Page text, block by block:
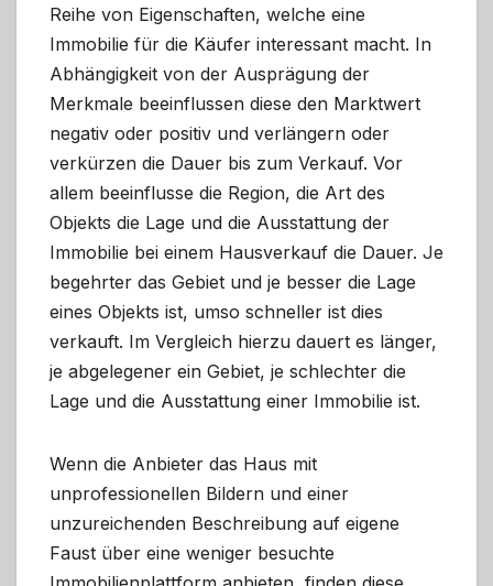
Reihe von Eigenschaften, welche eine
Immobilie für die Käufer interessant macht. In
Abhängigkeit von der Ausprägung der
Merkmale beeinflussen diese den Marktwert
negativ oder positiv und verlängern oder
verkürzen die Dauer bis zum Verkauf. Vor
allem beeinflusse die Region, die Art des
Objekts die Lage und die Ausstattung der
Immobilie bei einem Hausverkauf die Dauer. Je
begehrter das Gebiet und je besser die Lage
eines Objekts ist, umso schneller ist dies
verkauft. Im Vergleich hierzu dauert es länger,
je abgelegener ein Gebiet, je schlechter die
Lage und die Ausstattung einer Immobilie ist.
Wenn die Anbieter das Haus mit
unprofessionellen Bildern und einer
unzureichenden Beschreibung auf eigene
Faust über eine weniger besuchte